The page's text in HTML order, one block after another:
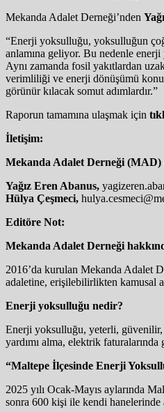
Mekanda Adalet Derneği’nden
“Enerji yoksulluğu, yoksulluğun
anlamına geliyor. Bu nedenle
Aynı zamanda fosil yakıtlardan
verimliliği ve enerji dönüşümü
görünür kılacak somut adımlardır.”
Raporun tamamına ulaşmak için
İletişim:
Mekanda Adalet Derneği (MAD)
Yağız Eren Abanus,
Hülya Çeşmeci,
Editöre Not:
Mekanda Adalet Derneği
2016’da kurulan Mekanda Adalet
adaletine, erişilebilirlikten kamusal
Enerji yoksulluğu nedir?
Enerji yoksulluğu, yeterli, güvenilir,
yardımı alma, elektrik
“Maltepe İlçesinde Enerji
2025 yılı Ocak-Mayıs aylarında
sonra 600 kişi ile kendi hanelerinde